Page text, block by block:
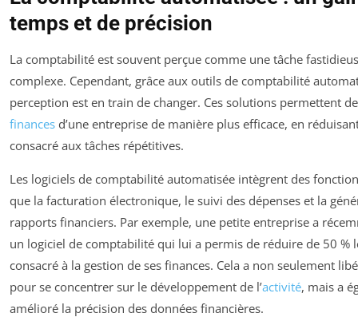
temps et de précision
La comptabilité est souvent perçue comme une tâche
complexe. Cependant, grâce aux outils de comptabilité
perception est en train de changer. Ces solutions permettent
finances d’une entreprise de manière plus efficace, en
consacré aux tâches répétitives.
Les logiciels de comptabilité automatisée intègrent des
que la facturation électronique, le suivi des dépenses et la
rapports financiers. Par exemple, une petite entreprise a
un logiciel de comptabilité qui lui a permis de réduire de 50 %
consacré à la gestion de ses finances. Cela a non seulement
pour se concentrer sur le développement de l’activité, mais a
amélioré la précision des données financières.